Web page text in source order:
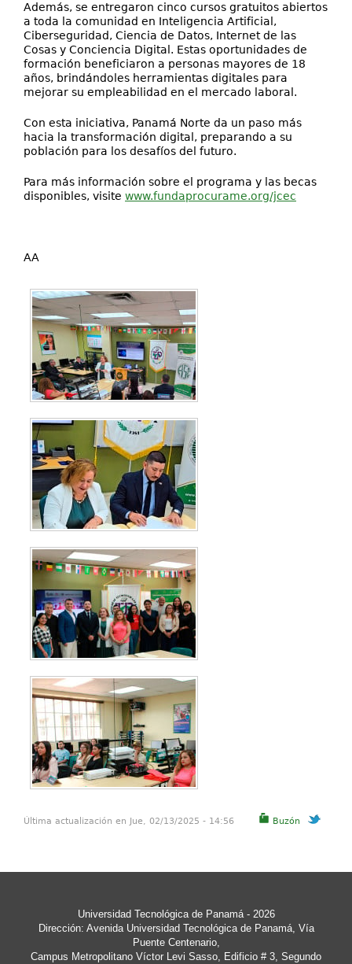
Además, se entregaron cinco cursos gratuitos abiertos
a toda la comunidad en Inteligencia Artificial,
Ciberseguridad, Ciencia de Datos, Internet de las
Cosas y Conciencia Digital. Estas oportunidades de
formación beneficiaron a personas mayores de 18
años, brindándoles herramientas digitales para
mejorar su empleabilidad en el mercado laboral.
Con esta iniciativa, Panamá Norte da un paso más
hacia la transformación digital, preparando a su
población para los desafíos del futuro.
Para más información sobre el programa y las becas
disponibles, visite www.fundaprocurame.org/jcec
AA
Buzón
Última actualización en Jue, 02/13/2025 - 14:56
Universidad Tecnológica de Panamá- 2026
Dirección: Avenida Universidad Tecnológica de Panamá, Vía
Puente Centenario,
Campus Metropolitano Víctor Levi Sasso, Edificio # 3, Segundo